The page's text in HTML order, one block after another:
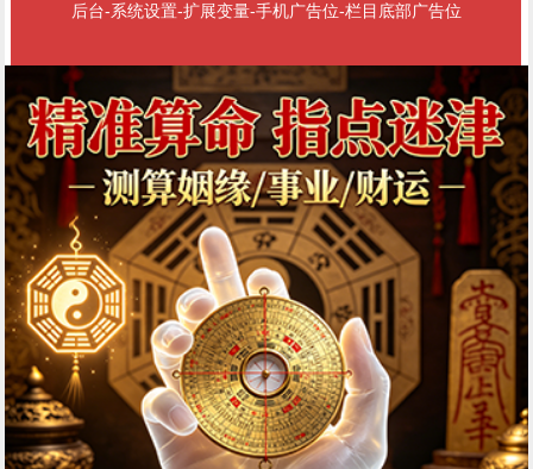
后台-系统设置-扩展变量-手机广告位-栏目底部广告位